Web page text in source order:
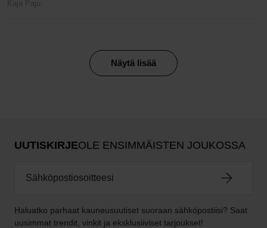
Kaja Paju
Näytä lisää
UUTISKIRJEOLE ENSIMMÄISTEN JOUKOSSA
Haluatko parhaat kauneusuutiset suoraan sähköpostiisi? Saat
uusimmat trendit, vinkit ja eksklusiiviset tarjoukset!